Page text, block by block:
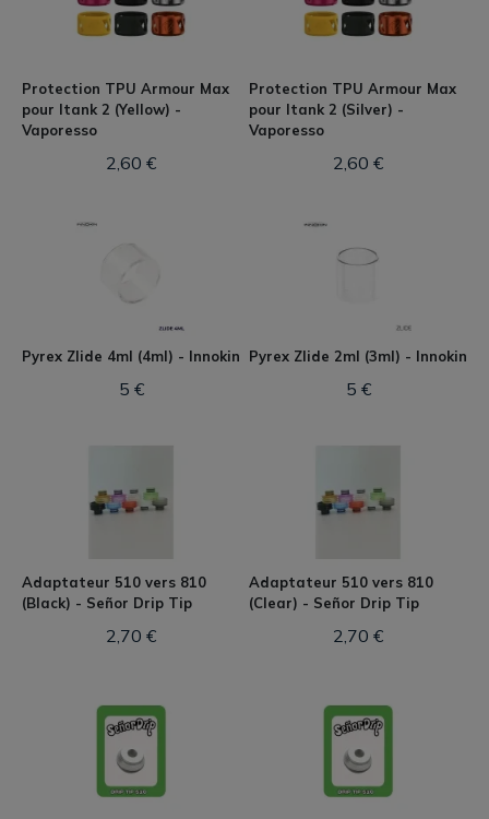
Protection TPU Armour Max
pour Itank 2 (Yellow) -
Vaporesso
2,60 €
Protection TPU Armour Max
pour Itank 2 (Silver) -
Vaporesso
2,60 €
Pyrex Zlide 4ml (4ml) - Innokin
5 €
Pyrex Zlide 2ml (3ml) - Innokin
5 €
Adaptateur 510 vers 810
(Black) - Señor Drip Tip
2,70 €
Adaptateur 510 vers 810
(Clear) - Señor Drip Tip
2,70 €